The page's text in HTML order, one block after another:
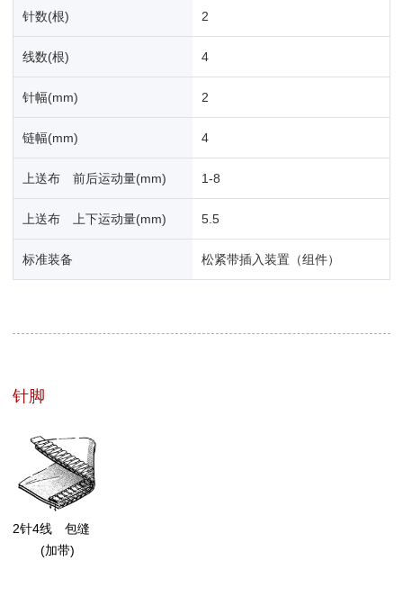
针数(根) 2
线数(根) 4
针幅(mm) 2
链幅(mm) 4
上送布 前后运动量(mm) 1-8
上送布 上下运动量(mm) 5.5
标准装备 松紧带插入装置（组件）
针脚
2针4线 包缝
(加带)